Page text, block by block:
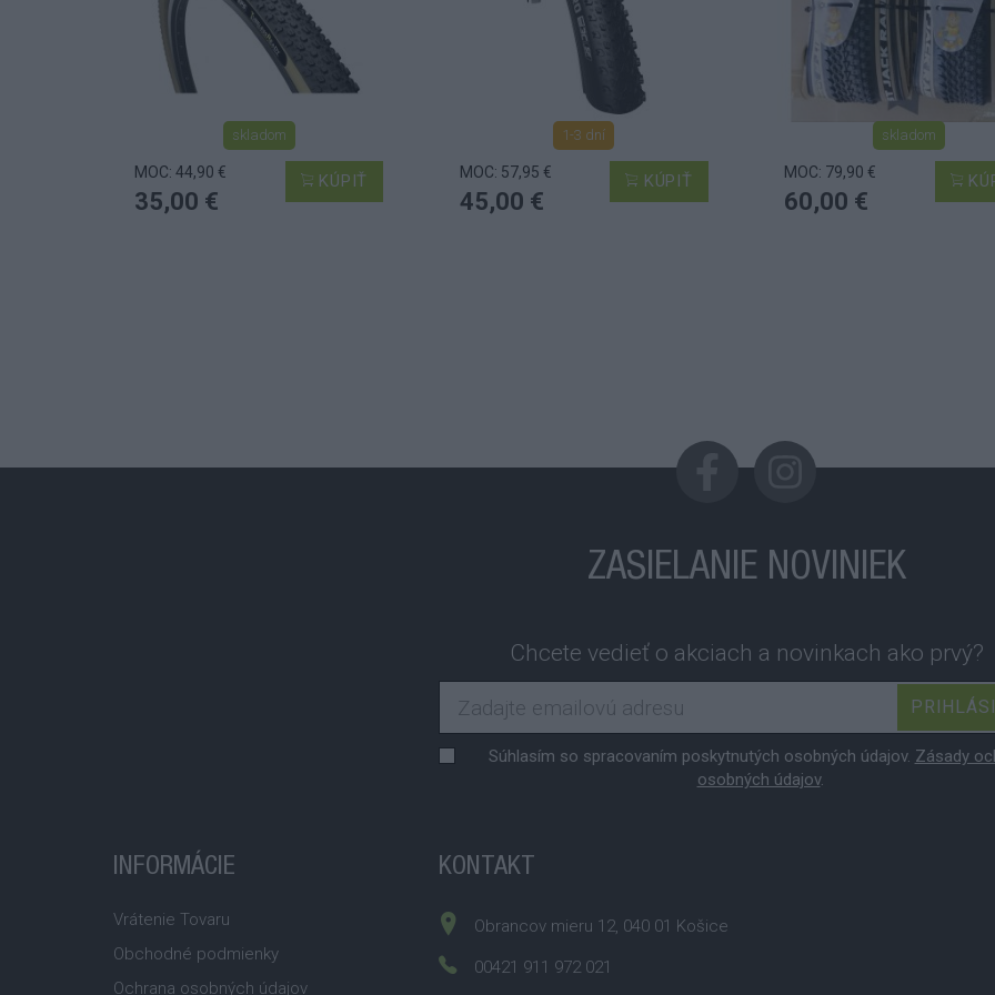
skladom
MOC: 44,90 €
35,00 €
KÚPIŤ
1-3 dní
MOC: 57,95 €
45,00 €
KÚPIŤ
skladom
MOC: 79,90 €
60,00 €
ZASIELANIE NOVINIEK
Chcete vedieť o akciach a novinkach ako prvý?
Súhlasím so spracovaním poskytnutých osobných údajov. Zásady
osobných údajov.
INFORMÁCIE
Vrátenie Tovaru
Obchodné podmienky
Ochrana osobných údajov
KONTAKT
Obrancov mieru 12, 040 01 Košice
00421 911 972 021